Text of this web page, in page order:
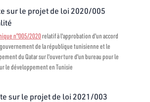
sur le projet de loi 2020/005
n°005/2020relatif à l'approbation d'un accord
de la république tunisienne et le
du Qatar sur l'ouverture d'un bureau pour le
le développement en Tunisie
sur le projet de loi 2021/003